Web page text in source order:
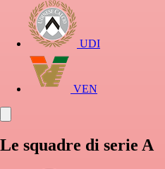
UDI
VEN
Le squadre di serie A